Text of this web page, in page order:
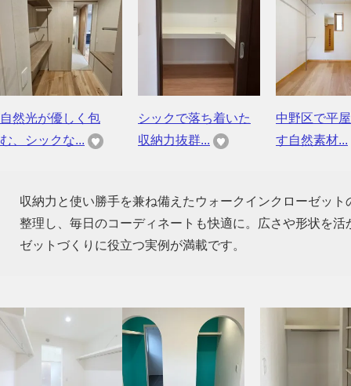
自然光が優しく包
む、シックな...
シックで落ち着いた
収納力抜群...
中野区で平
す自然素材...
収納力と使い勝手を兼ね備えたウォークインクローゼッ
整理し、毎日のコーディネートも快適に。広さや形状を
ゼットづくりに役立つ実例が満載です。